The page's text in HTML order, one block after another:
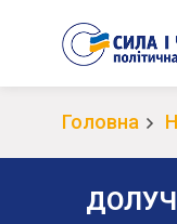
Головна